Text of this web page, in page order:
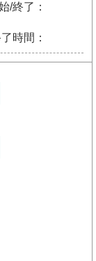
/終了：
時間：